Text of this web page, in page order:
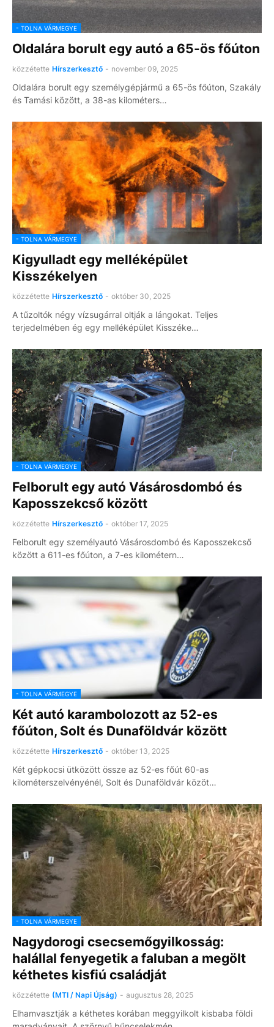
- TOLNA VÁRMEGYE
Oldalára borult egy autó a 65-ös főúton
közzétette Hírszerkesztő - november 09, 2025
Oldalára borult egy személygépjármű a 65-ös főúton, Szakály
és Tamási között, a 38-as kilométers…
- TOLNA VÁRMEGYE
Kigyulladt egy melléképület
Kisszékelyen
közzétette Hírszerkesztő - október 30, 2025
A tűzoltók négy vízsugárral oltják a lángokat. Teljes
terjedelmében ég egy melléképület Kisszéke…
- TOLNA VÁRMEGYE
Felborult egy autó Vásárosdombó és
Kaposszekcső között
közzétette Hírszerkesztő - október 17, 2025
Felborult egy személyautó Vásárosdombó és Kaposszekcső
között a 611-es főúton, a 7-es kilométern…
- TOLNA VÁRMEGYE
Két autó karambolozott az 52-es
főúton, Solt és Dunaföldvár között
közzétette Hírszerkesztő - október 13, 2025
Két gépkocsi ütközött össze az 52-es főút 60-as
kilométerszelvényénél, Solt és Dunaföldvár közöt…
- TOLNA VÁRMEGYE
Nagydorogi csecsemőgyilkosság:
halállal fenyegetik a faluban a megölt
kéthetes kisfiú családját
közzétette (MTI / Napi Újság) - augusztus 28, 2025
Elhamvasztják a kéthetes korában meggyilkolt kisbaba földi